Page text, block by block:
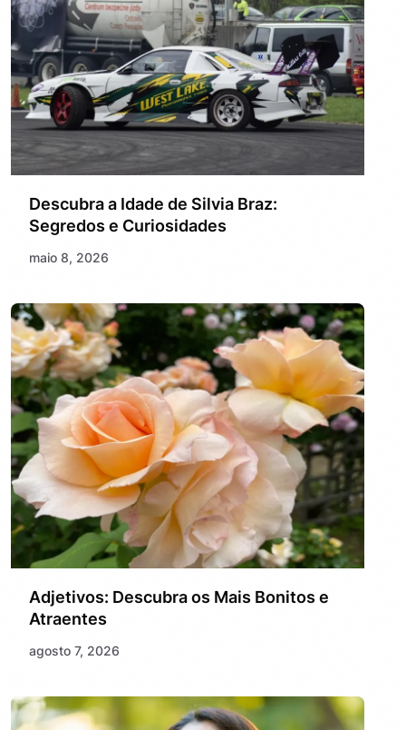
Descubra a Idade de Silvia Braz:
Segredos e Curiosidades
maio 8, 2026
Adjetivos: Descubra os Mais Bonitos e
Atraentes
agosto 7, 2026